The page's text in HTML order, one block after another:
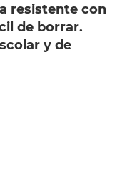
resistente con
de borrar.
y de